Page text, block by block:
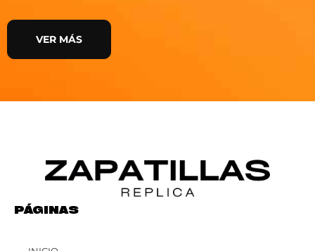
VER MÁS
PÁGINAS